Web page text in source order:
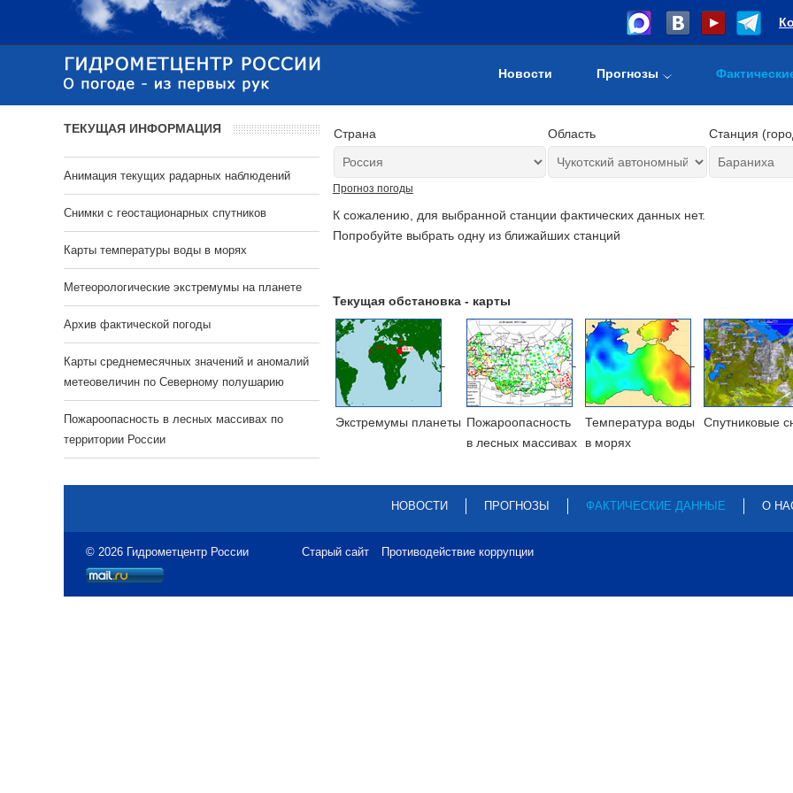
Новости Прогнозы
Страна Область Станция
Прогноз погоды
К сожалению, для выбранной станции фактических данных нет.
Попробуйте выбрать одну из ближайших станций
Текущая обстановка - карты
Экстремумы планеты Пожароопасность
в лесных массивах
Температура воды
в морях
Cпутниковые
ТЕКУЩАЯ ИНФОРМАЦИЯ
Анимация текущих радарных наблюдений
Cнимки с геостационарных спутников
Карты температуры воды в морях
Метеорологические экстремумы на планете
Архив фактической погоды
Карты среднемесячных значений и аномалий
метеовеличин по Северному полушарию
Пожароопасность в лесных массивах по
территории России
НОВОСТИ ПРОГНОЗЫ ФАКТИЧЕСКИЕ ДАННЫЕ О
© 2026 Гидрометцентр России Старый сайт Противодействие коррупции